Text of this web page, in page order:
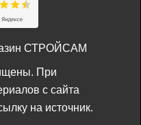
СТРОЙСАМ
При
с сайта
на источник.